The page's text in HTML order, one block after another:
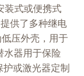
装式或便携式
供了多种继电
压外壳，用于
水器用于保险
护或激光器定制